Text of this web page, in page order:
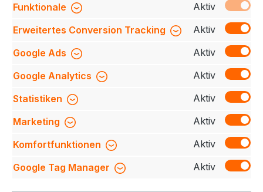
Funktionale
Aktiv
Erweitertes Conversion Tracking
Aktiv
Google Ads
Aktiv
Google Analytics
Aktiv
Statistiken
Aktiv
Marketing
Aktiv
Komfortfunktionen
Aktiv
Google Tag Manager
Aktiv